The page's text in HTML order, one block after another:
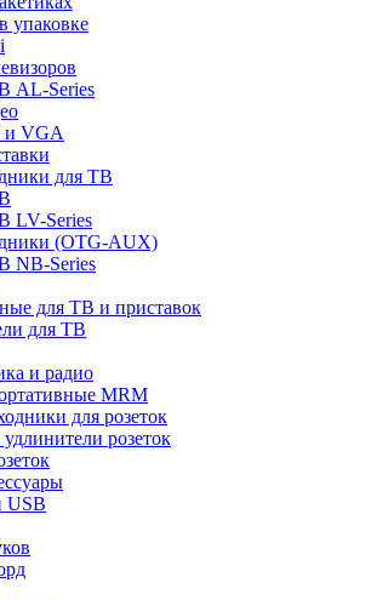
упаковке
AL-Series
и VGA
для ТВ
LV-Series
(OTG-AUX)
NB-Series
для ТВ и приставок
для ТВ
и радио
MRM
для розеток
розеток
USB